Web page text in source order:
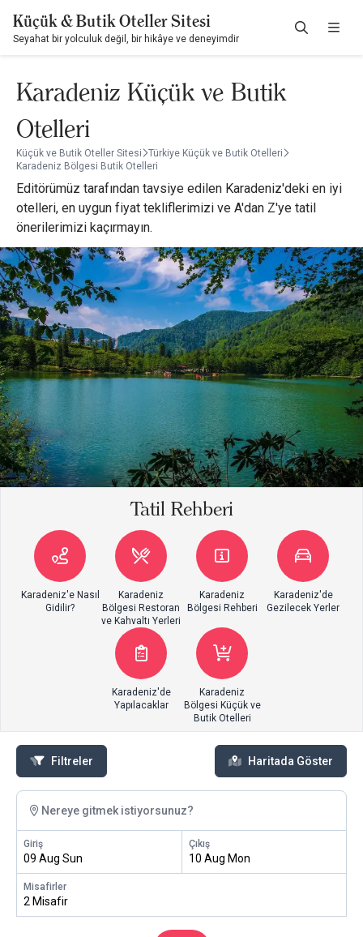
Küçük & Butik Oteller Sitesi
Seyahat bir yolculuk değil, bir hikâye ve deneyimdir
Karadeniz Küçük ve Butik
Otelleri
Küçük ve Butik Oteller Sitesi
Türkiye Küçük ve Butik Otelleri
Karadeniz Bölgesi Butik Otelleri
Editörümüz tarafından tavsiye edilen Karadeniz'deki en iyi
otelleri, en uygun fiyat tekliflerimizi ve A'dan Z'ye tatil
önerilerimizi kaçırmayın.
Tatil Rehberi
Karadeniz'e Nasıl
Gidilir?
Karadeniz
Bölgesi Restoran
ve Kahvaltı Yerleri
Karadeniz
Bölgesi Rehberi
Karadeniz'de
Gezilecek Yerler
Karadeniz'de
Yapılacaklar
Karadeniz
Bölgesi Küçük ve
Butik Otelleri
Filtreler Haritada Göster
Nereye gitmek istiyorsunuz?
Giriş
09 Aug Sun
Çıkış
10 Aug Mon
Misafirler
2 Misafir